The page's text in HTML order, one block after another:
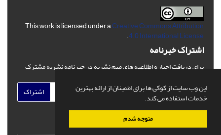
این وب سایت از کوکی ها برای اطمینان از ارائه بهترین
خدمات استفاده می کند.
متوجه شدم
This work is licensed under aCreative Commons Attribution
4.0 International License
.
اشتراک خبرنامه
برای دریافت اخبار و اطلاعیه های مهم نشریه در خبرنامه نشریه مشترک
اشتراک